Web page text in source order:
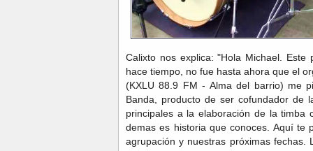
Calixto nos explica: "Hola Michael.
hace tiempo, no fue hasta ahora que el
(KXLU 88.9 FM - Alma del barrio) me
Banda, producto de ser cofundador de
principales a la elaboración de la
demas es historia que conoces. Aquí te
agrupación y nuestras próximas